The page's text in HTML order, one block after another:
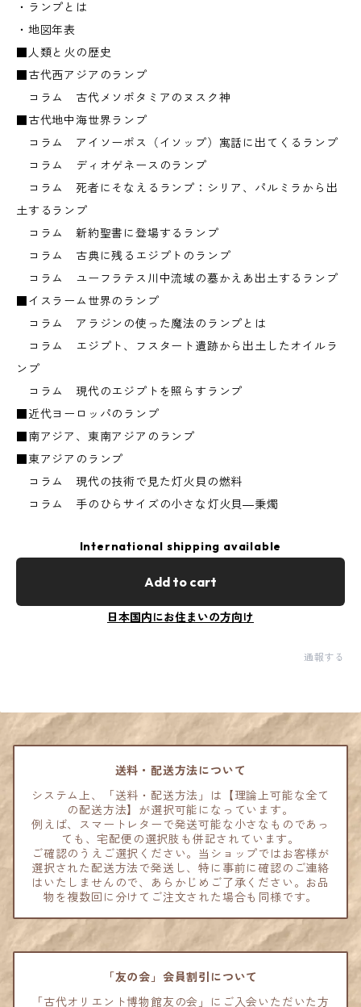
・ランプとは
・地図年表
■人類と火の歴史
■古代西アジアのランプ
コラム 古代メソポタミアのヌスク神
■古代地中海世界ランプ
コラム アイソーポス（イソップ）寓話に出てくるランプ
コラム ディオゲネースのランプ
コラム 死者にそなえるランプ：シリア、パルミラから出
土するランプ
コラム 新約聖書に登場するランプ
コラム 古典に残るエジプトのランプ
コラム ユーフラテス川中流域の墓かえあ出土するランプ
■イスラーム世界のランプ
コラム アラジンの使った魔法のランプとは
コラム エジプト、フスタート遺跡から出土したオイルラ
ンプ
コラム 現代のエジプトを照らすランプ
■近代ヨーロッパのランプ
■南アジア、東南アジアのランプ
■東アジアのランプ
コラム 現代の技術で見た灯火貝の燃料
コラム 手のひらサイズの小さな灯火貝―秉燭
International shipping available
Add to cart
日本国内にお住まいの方向け
通報する
送料・配送方法について
システム上、「送料・配送方法」は【理論上可能な全て
の配送方法】が選択可能になっています。
例えば、スマートレターで発送可能な小さなものであっ
ても、宅配便の選択肢も併記されています。
ご確認のうえご選択ください。当ショップではお客様が
選択された配送方法で発送し、特に事前に確認のご連絡
はいたしませんので、あらかじめご了承ください。お品
物を複数回に分けてご注文された場合も同様です。
「友の会」会員割引について
「古代オリエント博物館友の会」にご入会いただいた方